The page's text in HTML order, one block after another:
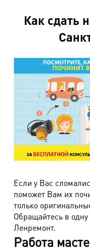
Как сдать
Если у Вас
поможет Вам их
только
Обращайтесь в
Ленремонт.
Работа